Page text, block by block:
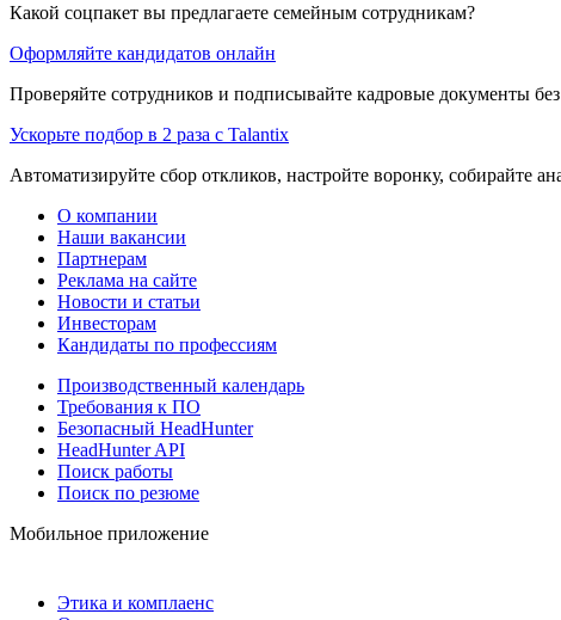
Какой соцпакет вы предлагаете семейным сотрудникам?
Оформляйте кандидатов онлайн
Проверяйте сотрудников и подписывайте кадровые документы
Ускорьте подбор в 2 раза с Talantix
Автоматизируйте сбор откликов, настройте воронку, собирайте
О компании
Наши вакансии
Партнерам
Реклама на сайте
Новости и статьи
Инвесторам
Кандидаты по профессиям
Производственный календарь
Требования к ПО
Безопасный HeadHunter
HeadHunter API
Поиск работы
Поиск по резюме
Мобильное приложение
Этика и комплаенс